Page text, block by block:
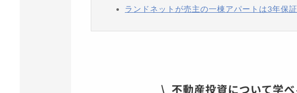
ランドネットが売主の一棟アパートは3年保証